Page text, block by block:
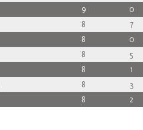
9
0
8
7
8
0
8
5
8
1
8
3
8 2